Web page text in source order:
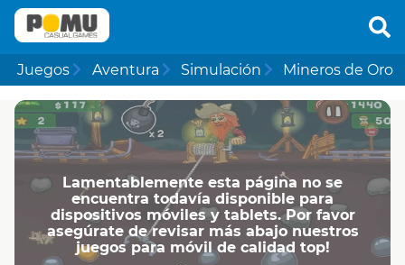
Juegos Aventura Simulación Mineros de Oro
Lamentablemente esta página no se
encuentra todavía disponible para
dispositivos móviles y tablets. Por favor
asegúrate de revisar más abajo nuestros
juegos para móvil de calidad top!